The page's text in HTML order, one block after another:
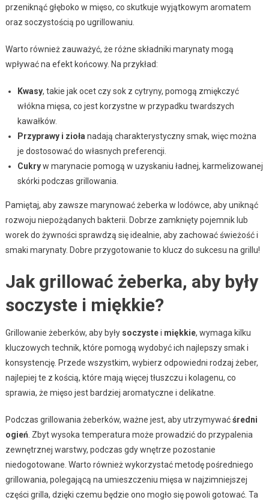
przeniknąć głęboko w mięso, co skutkuje wyjątkowym aromatem
oraz soczystością po ugrillowaniu.
Warto również zauważyć, że różne składniki marynaty mogą
wpływać na efekt końcowy. Na przykład:
Kwasy, takie jak ocet czy sok z cytryny, pomogą zmiękczyć
włókna mięsa, co jest korzystne w przypadku twardszych
kawałków.
Przyprawy i zioła nadają charakterystyczny smak, więc można
je dostosować do własnych preferencji.
Cukryw marynacie pomogą w uzyskaniu ładnej, karmelizowanej
skórki podczas grillowania.
Pamiętaj, aby zawsze marynować żeberka w lodówce, aby uniknąć
rozwoju niepożądanych bakterii. Dobrze zamknięty pojemnik lub
worek do żywności sprawdzą się idealnie, aby zachować świeżość i
smaki marynaty. Dobre przygotowanie to klucz do sukcesu na grillu!
Jak grillować żeberka, aby były
soczyste i miękkie?
Grillowanie żeberków, aby były soczystei miękkie, wymaga kilku
kluczowych technik, które pomogą wydobyć ich najlepszy smak i
konsystencję. Przede wszystkim, wybierz odpowiedni rodzaj żeber,
najlepiej te z kością, które mają więcej tłuszczu i kolagenu, co
sprawia, że mięso jest bardziej aromatyczne i delikatne.
Podczas grillowania żeberków, ważne jest, aby utrzymywaćśredni
ogień . Zbyt wysoka temperatura może prowadzić do przypalenia
zewnętrznej warstwy, podczas gdy wnętrze pozostanie
niedogotowane. Warto również wykorzystać metodę pośredniego
grillowania, polegającą na umieszczeniu mięsa w najzimniejszej
części grilla, dzięki czemu będzie ono mogło się powoli gotować. Ta